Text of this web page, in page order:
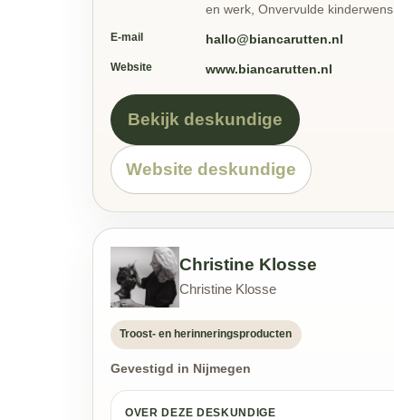
en werk, Onvervulde kinderwens
E-mail hallo@biancarutten.nl
Website www.biancarutten.nl
Bekijk deskundige
Website deskundige
Christine Klosse
Christine Klosse
Troost- en herinneringsproducten
Gevestigd in Nijmegen
OVER DEZE DESKUNDIGE